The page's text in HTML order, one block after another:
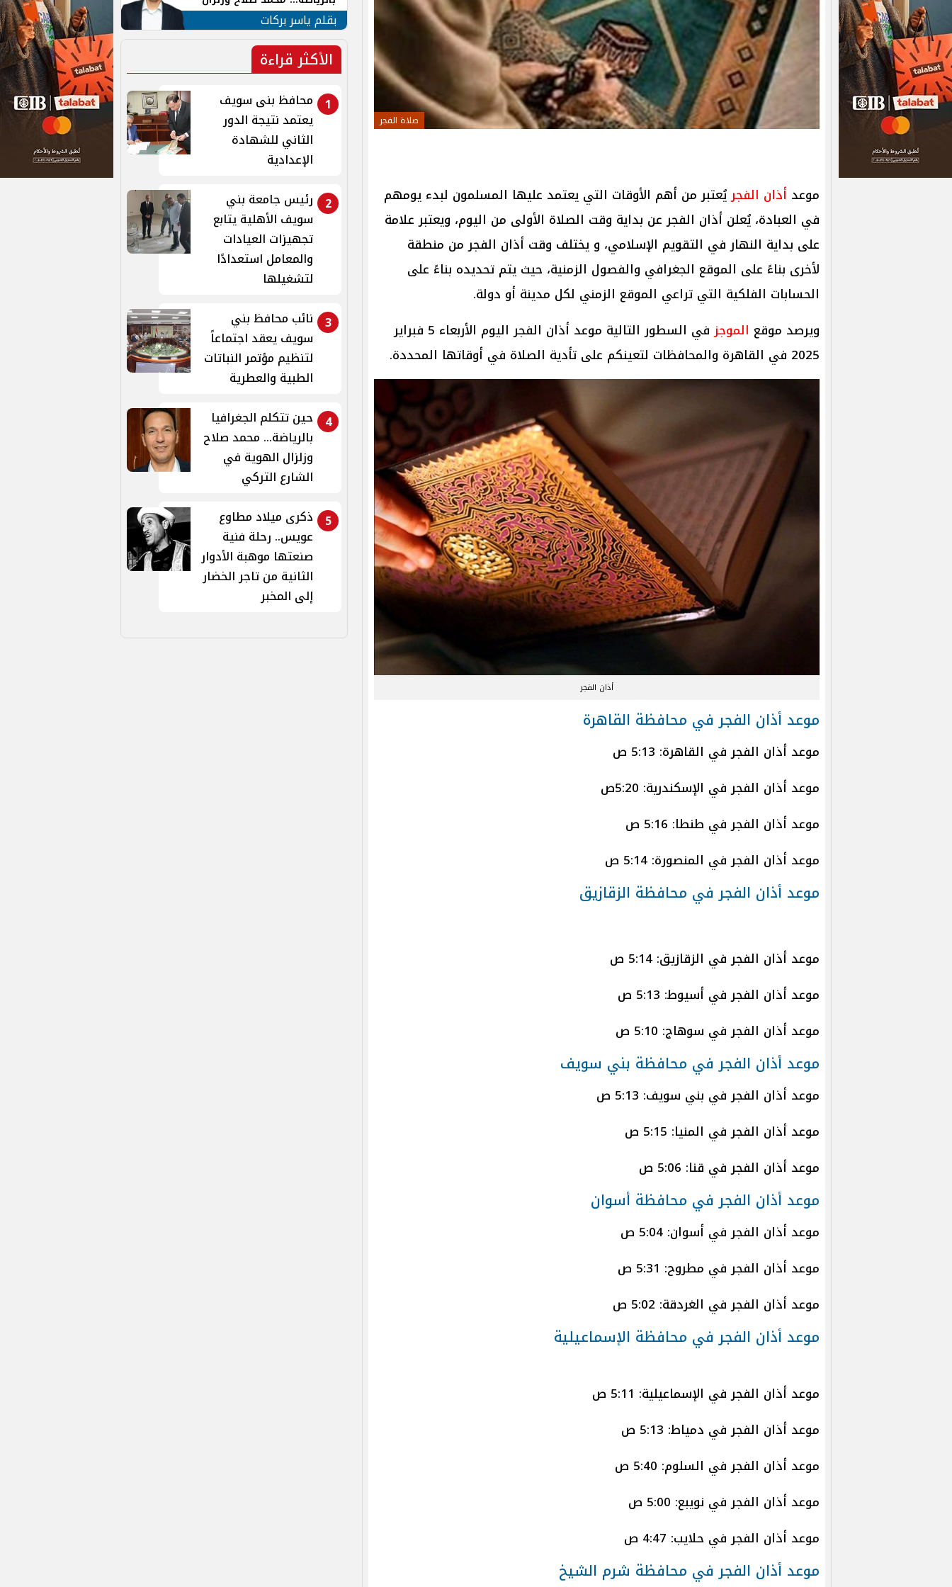
صلاة الفجر
موعد أذان الفجريُعتبر من أهم الأوقات التي يعتمد عليها المسلمون لبدء يومهم
في العبادة، يُعلن أذان الفجر عن بداية وقت الصلاة الأولى من اليوم، ويعتبر علامة
على بداية النهار في التقويم الإسلامي، و يختلف وقت أذان الفجر من منطقة
لأخرى بناءً على الموقع الجغرافي والفصول الزمنية، حيث يتم تحديده بناءً على
الحسابات الفلكية التي تراعي الموقع الزمني لكل مدينة أو دولة.
ويرصد موقع الموجز
في السطور التالية موعد أذان الفجر اليوم الأربعاء 5 فبراير
2025 في القاهرة والمحافظات لتعينكم على تأدية الصلاة في أوقاتها المحددة.
أذان الفجر
موعد أذان الفجر في محافظة القاهرة
موعد أذان الفجر في القاهرة: 5:13 ص
موعد أذان الفجر في الإسكندرية: 5:20ص
موعد أذان الفجر في طنطا: 5:16 ص
موعد أذان الفجر في المنصورة: 5:14 ص
موعد أذان الفجر في محافظة الزقازيق
موعد أذان الفجر في الزقازيق: 5:14 ص
موعد أذان الفجر في أسيوط: 5:13 ص
موعد أذان الفجر في سوهاج: 5:10 ص
موعد أذان الفجر في محافظة بني سويف
موعد أذان الفجر في بني سويف: 5:13 ص
موعد أذان الفجر في المنيا: 5:15 ص
موعد أذان الفجر في قنا: 5:06 ص
موعد أذان الفجر في محافظة أسوان
موعد أذان الفجر في أسوان: 5:04 ص
موعد أذان الفجر في مطروح: 5:31 ص
موعد أذان الفجر في الغردقة: 5:02 ص
موعد أذان الفجر في محافظة الإسماعيلية
موعد أذان الفجر في الإسماعيلية: 5:11 ص
موعد أذان الفجر في دمياط: 5:13 ص
موعد أذان الفجر في السلوم: 5:40 ص
موعد أذان الفجر في نويبع: 5:00 ص
موعد أذان الفجر في حلايب: 4:47 ص
موعد أذان الفجر في محافظة شرم الشيخ
الهوية في الشارع التركي
بقلم ياسر بركات
الأكثر قراءة
1
محافظ بنى سويف
يعتمد نتيجة الدور
الثاني للشهادة
الإعدادية
2
رئيس جامعة بني
سويف الأهلية يتابع
تجهيزات العيادات
والمعامل استعدادًا
لتشغيلها
3 نائب محافظ بني
سويف يعقد اجتماعاً
لتنظيم مؤتمر النباتات
الطبية والعطرية
4
حين تتكلم الجغرافيا
بالرياضة... محمد صلاح
وزلزال الهوية في
الشارع التركي
5
ذكرى ميلاد مطاوع
عويس.. رحلة فنية
صنعتها موهبة الأدوار
الثانية من تاجر الخضار
إلى المخبر